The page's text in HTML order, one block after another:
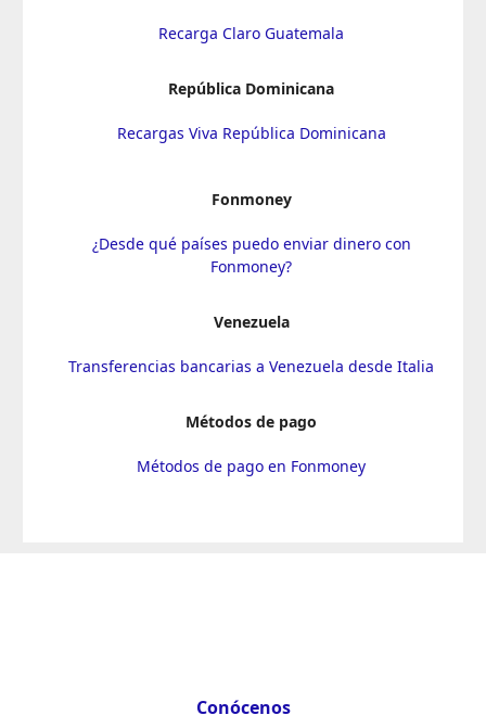
Recarga Claro Guatemala
República Dominicana
Recargas Viva República Dominicana
Fonmoney
¿Desde qué países puedo enviar dinero con
Fonmoney?
Venezuela
Transferencias bancarias a Venezuela desde Italia
Métodos de pago
Métodos de pago en Fonmoney
Conócenos